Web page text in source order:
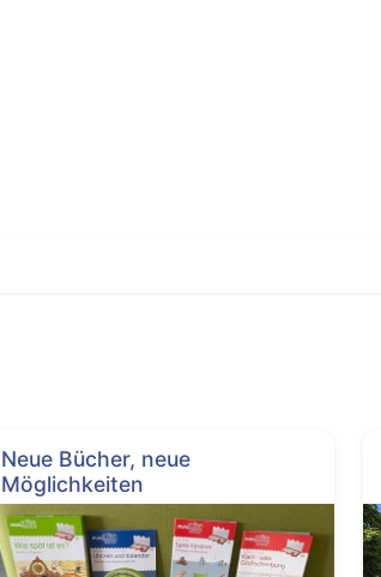
Neue Bücher, neue
Möglichkeiten